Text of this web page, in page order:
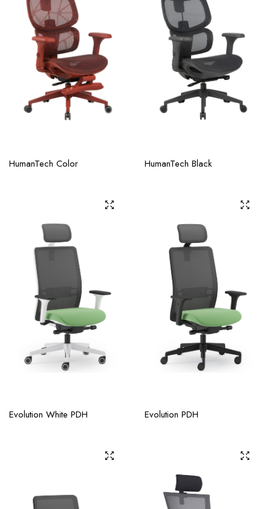
HumanTech Color HumanTech Black
Evolution White PDH Evolution PDH